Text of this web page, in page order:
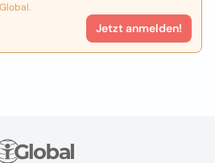
Jetzt anmelden!